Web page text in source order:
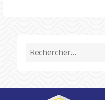
Rechercher :